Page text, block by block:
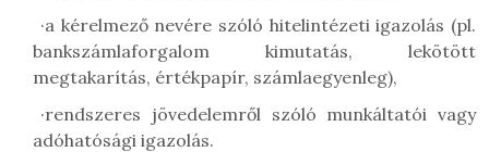
·a kérelmező nevére szóló hitelintézeti igazolás (pl.
bankszámlaforgalom kimutatás, lekötött
megtakarítás, értékpapír, számlaegyenleg),
·rendszeres jövedelemről szóló munkáltatói vagy
adóhatósági igazolás.